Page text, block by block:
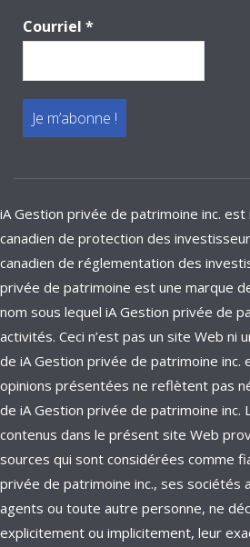
Courriel *
iA Gestion privée de patrimoine inc.
canadien de protection des
canadien de réglementation des
privée de patrimoine est une marque
nom sous lequel iA Gestion privée de
activités. Ceci n’est pas un site Web ni
de iA Gestion privée de patrimoine inc.
opinions présentées ne reflètent pas
de iA Gestion privée de patrimoine inc.
contenus dans le présent site Web
sources qui sont considérées comme
privée de patrimoine inc., ses sociétés
agents ou toute autre personne, ne
explicitement ou implicitement, leur